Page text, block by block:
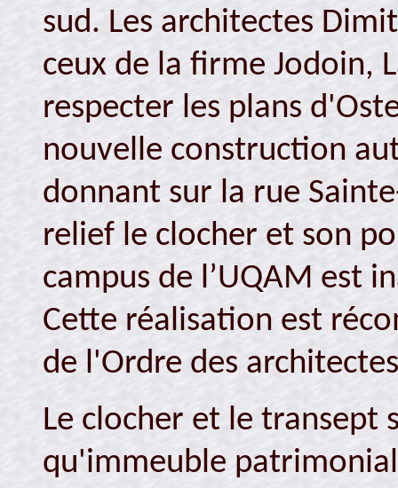
sud. Les architectes
ceux de la firme Jodoin,
respecter les plans
nouvelle construction
donnant sur la rue
relief le clocher et son
campus de l’UQAM est
Cette réalisation est
de l'Ordre des
Le clocher et le transept
qu'immeuble